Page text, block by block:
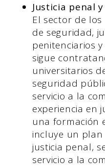
Justicia penal
El sector de
de seguridad,
penitenciarios
sigue
universitarios
seguridad
servicio a la
experiencia en
una formación
incluye un
justicia penal,
servicio a la